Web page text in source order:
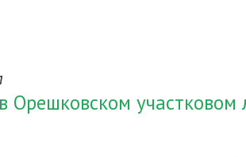
Орешковском участковом